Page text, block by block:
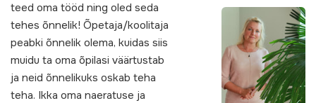
teed oma tööd ning oled seda
tehes õnnelik! Õpetaja/koolitaja
peabki õnnelik olema, kuidas siis
muidu ta oma õpilasi väärtustab
ja neid õnnelikuks oskab teha
teha. Ikka oma naeratuse ja